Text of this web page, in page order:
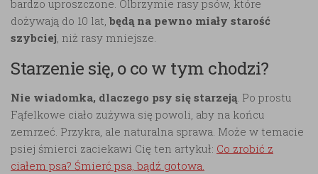
bardzo uproszczone. Olbrzymie rasy psów, które
dożywają do 10 lat, będą na pewno miały starość
szybciej, niż rasy mniejsze.
Starzenie się, o co w tym chodzi?
Nie wiadomka, dlaczego psy się starzeją. Po prostu
Fąfelkowe ciało zużywa się powoli, aby na końcu
zemrzeć. Przykra, ale naturalna sprawa. Może w temacie
psiej śmierci zaciekawi Cię ten artykuł: Co zrobić z
ciałem psa? Śmierć psa, bądź gotowa.